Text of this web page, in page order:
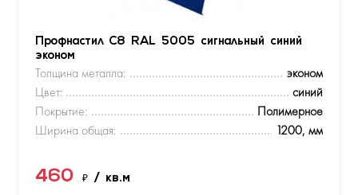
Профнастил С8 RAL 5005 сигнальный синий
эконом
Толщина металла:
эконом
Цвет:
синий
Покрытие:
Полимерное
Ширина общая:
1200, мм
460 ₽ / кв.м